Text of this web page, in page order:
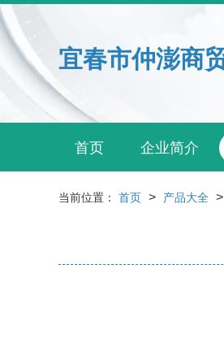
宜春市仲澎商
首页 企业简介
当前位置： 首页 > 产品大全 >